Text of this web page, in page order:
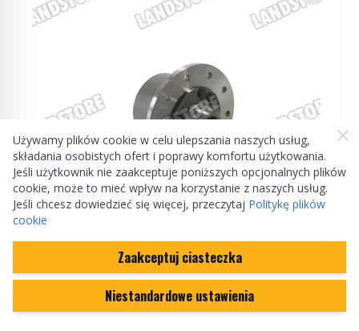
Używamy plików cookie w celu ulepszania naszych usług,
składania osobistych ofert i poprawy komfortu użytkowania.
Jeśli użytkownik nie zaakceptuje poniższych opcjonalnych plików
cookie, może to mieć wpływ na korzystanie z naszych usług.
Jeśli chcesz dowiedzieć się więcej, przeczytaj Politykę plików
cookie
Zaakceptuj ciasteczka
Niestandardowe ustawienia
DETROIT LOCKER
Blokada mechanizmu różnicowego mostu tył
Defender 90 / Discovery / RR - True Trac